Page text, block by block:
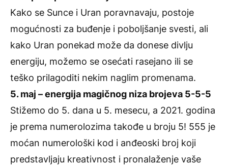
Kako se Sunce i Uran poravnavaju, postoje
mogućnosti za buđenje i poboljšanje svesti, ali
kako Uran ponekad može da donese divlju
energiju, možemo se osećati rasejano ili se
teško prilagoditi nekim naglim promenama.
5. maj – energija magičnog niza brojeva 5-5-5
Stižemo do 5. dana u 5. mesecu, a 2021. godina
je prema numerolozima takođe u broju 5! 555 je
moćan numerološki kod i anđeoski broj koji
predstavljaju kreativnost i pronalaženje vaše